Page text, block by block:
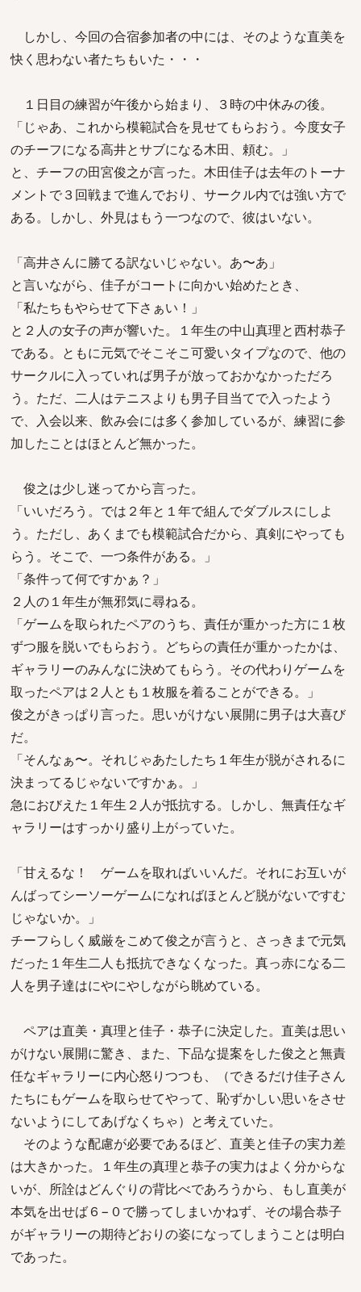
しかし、今回の合宿参加者の中には、そのような直美を
快く思わない者たちもいた・・・
１日目の練習が午後から始まり、３時の中休みの後。
「じゃあ、これから模範試合を見せてもらおう。今度女子
のチーフになる高井とサブになる木田、頼む。」
と、チーフの田宮俊之が言った。木田佳子は去年のトーナ
メントで３回戦まで進んでおり、サークル内では強い方で
ある。しかし、外見はもう一つなので、彼はいない。
「高井さんに勝てる訳ないじゃない。あ〜あ」
と言いながら、佳子がコートに向かい始めたとき、
「私たちもやらせて下さぁい！」
と２人の女子の声が響いた。１年生の中山真理と西村恭子
である。ともに元気でそこそこ可愛いタイプなので、他の
サークルに入っていれば男子が放っておかなかっただろ
う。ただ、二人はテニスよりも男子目当てで入ったよう
で、入会以来、飲み会には多く参加しているが、練習に参
加したことはほとんど無かった。
俊之は少し迷ってから言った。
「いいだろう。では２年と１年で組んでダブルスにしよ
う。ただし、あくまでも模範試合だから、真剣にやっても
らう。そこで、一つ条件がある。」
「条件って何ですかぁ？」
２人の１年生が無邪気に尋ねる。
「ゲームを取られたペアのうち、責任が重かった方に１枚
ずつ服を脱いでもらおう。どちらの責任が重かったかは、
ギャラリーのみんなに決めてもらう。その代わりゲームを
取ったペアは２人とも１枚服を着ることができる。」
俊之がきっぱり言った。思いがけない展開に男子は大喜び
だ。
「そんなぁ〜。それじゃあたしたち１年生が脱がされるに
決まってるじゃないですかぁ。」
急におびえた１年生２人が抵抗する。しかし、無責任なギ
ャラリーはすっかり盛り上がっていた。
「甘えるな！ ゲームを取ればいいんだ。それにお互いが
んばってシーソーゲームになればほとんど脱がないですむ
じゃないか。」
チーフらしく威厳をこめて俊之が言うと、さっきまで元気
だった１年生二人も抵抗できなくなった。真っ赤になる二
人を男子達はにやにやしながら眺めている。
ペアは直美・真理と佳子・恭子に決定した。直美は思い
がけない展開に驚き、また、下品な提案をした俊之と無責
任なギャラリーに内心怒りつつも、（できるだけ佳子さん
たちにもゲームを取らせてやって、恥ずかしい思いをさせ
ないようにしてあげなくちゃ）と考えていた。
そのような配慮が必要であるほど、直美と佳子の実力差
は大きかった。１年生の真理と恭子の実力はよく分からな
いが、所詮はどんぐりの背比べであろうから、もし直美が
本気を出せば６−０で勝ってしまいかねず、その場合恭子
がギャラリーの期待どおりの姿になってしまうことは明白
であった。